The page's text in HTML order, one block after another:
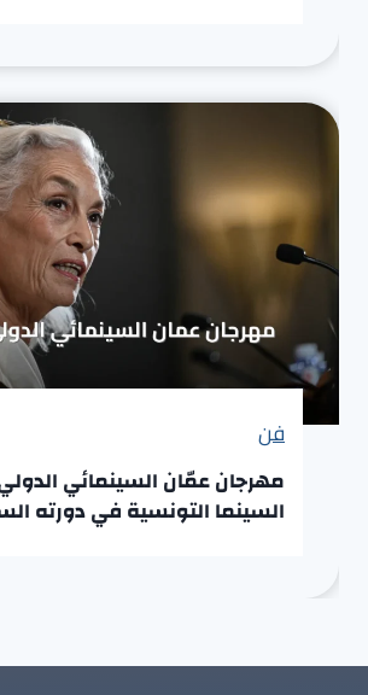
فن
مهرجان عمّان السينمائي
السينما التونسية في دورته